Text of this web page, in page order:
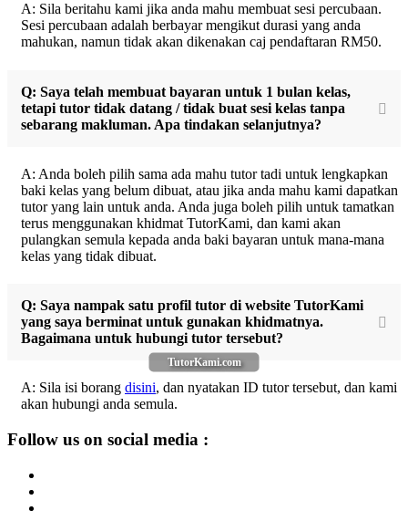
TutorKami.com
A: Sila beritahu kami jika anda mahu membuat sesi percubaan.
Sesi percubaan adalah berbayar mengikut durasi yang anda
mahukan, namun tidak akan dikenakan caj pendaftaran RM50.
Q: Saya telah membuat bayaran untuk 1 bulan kelas,
tetapi tutor tidak datang / tidak buat sesi kelas tanpa
sebarang makluman. Apa tindakan selanjutnya?
A: Anda boleh pilih sama ada mahu tutor tadi untuk lengkapkan
baki kelas yang belum dibuat, atau jika anda mahu kami dapatkan
tutor yang lain untuk anda. Anda juga boleh pilih untuk tamatkan
terus menggunakan khidmat TutorKami, dan kami akan
pulangkan semula kepada anda baki bayaran untuk mana-mana
kelas yang tidak dibuat.
Q: Saya nampak satu profil tutor di website TutorKami
yang saya berminat untuk gunakan khidmatnya.
Bagaimana untuk hubungi tutor tersebut?
A: Sila isi borang disini, dan nyatakan ID tutor tersebut, dan kami
akan hubungi anda semula.
Follow us on social media :